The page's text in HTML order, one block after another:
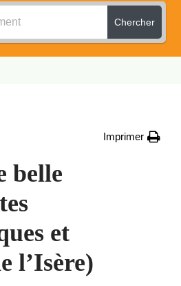
Chercher
Imprimer
belle
et
l’Isère)